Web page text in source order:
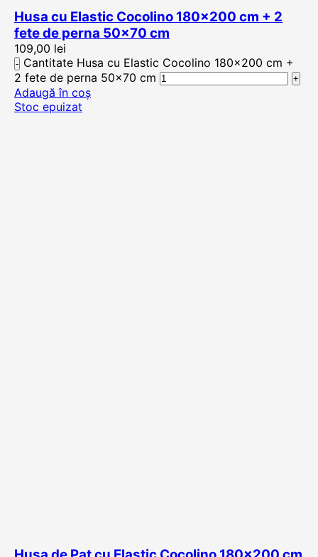
Husa cu Elastic Cocolino 180×200 cm + 2
fete de perna 50×70 cm
109,00 lei
Cantitate Husa cu Elastic Cocolino 180x200 cm +
2 fete de perna 50x70 cm
Adaugă în coș
Stoc epuizat